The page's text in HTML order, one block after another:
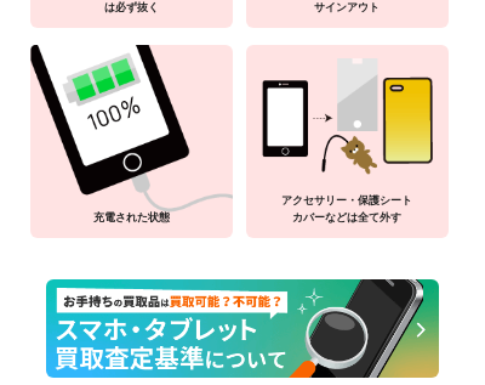
は必ず抜く
サインアウト
充電された状態
アクセサリー・保護シート
カバーなどは全て外す